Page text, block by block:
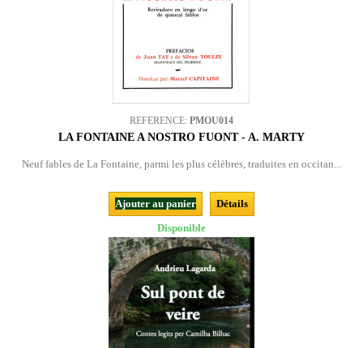
REFERENCE: PMOU014
LA FONTAINE A NOSTRO FUONT - A. MARTY
Neuf fables de La Fontaine, parmi les plus célèbres, traduites en occitan...
Ajouter au panier
Détails
Disponible